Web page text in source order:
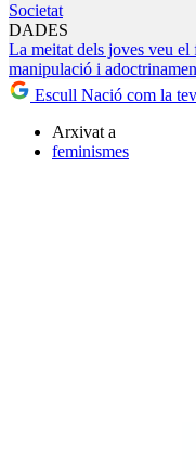
Societat
DADES
La meitat dels joves veu
manipulació i
Escull Nació com la
Arxivat a
feminismes